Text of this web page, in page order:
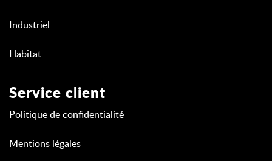
Industriel
Habitat
Service client
Politique de confidentialité
Mentions légales